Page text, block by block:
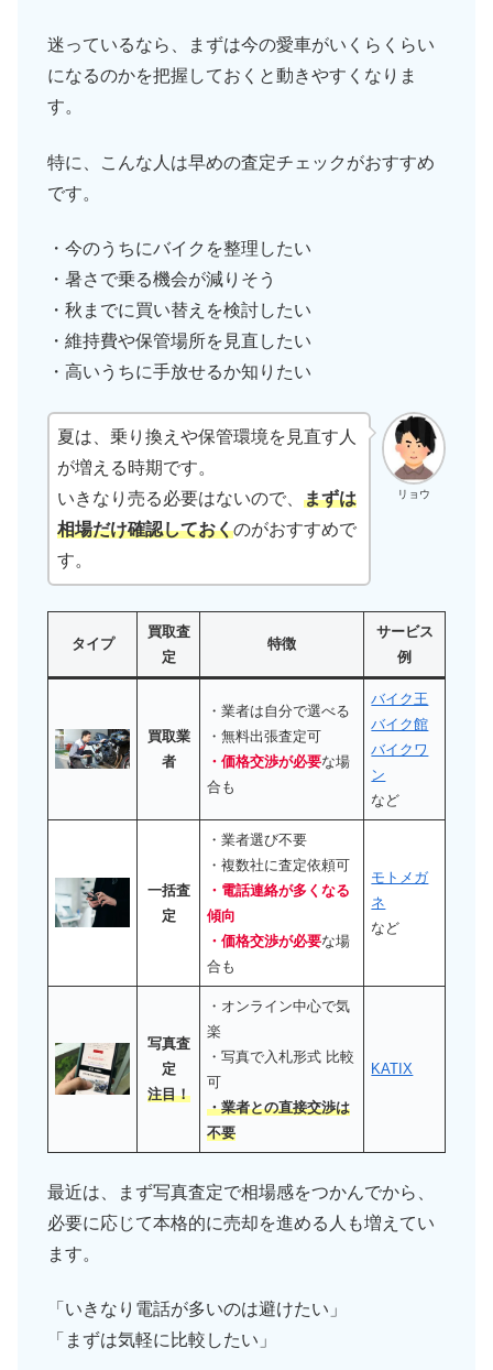
迷っているなら、まずは今の愛車がいくらくらい
になるのかを把握しておくと動きやすくなりま
す。
特に、こんな人は早めの査定チェックがおすすめ
です。
・今のうちにバイクを整理したい
・暑さで乗る機会が減りそう
・秋までに買い替えを検討したい
・維持費や保管場所を見直したい
・高いうちに手放せるか知りたい
リョウ
夏は、乗り換えや保管環境を見直す人
が増える時期です。
いきなり売る必要はないので、 まずは
相場だけ確認しておくのがおすすめで
す。
タイプ
買取査
定
特徴
サービス
例
買取業
者
・業者は自分で選べる
・無料出張査定可
・価格交渉が必要な場
合も
バイク王
バイク館
バイクワ
ン
など
一括査
定
・業者選び不要
・複数社に査定依頼可
・電話連絡が多くなる
傾向
・価格交渉が必要な場
合も
モトメガ
ネ
など
写真査
定
注目！
・オンライン中心で気
楽
・写真で入札形式 比較
可
・業者との直接交渉は
不要
KATIX
最近は、まず写真査定で相場感をつかんでから、
必要に応じて本格的に売却を進める人も増えてい
ます。
「いきなり電話が多いのは避けたい」
「まずは気軽に比較したい」